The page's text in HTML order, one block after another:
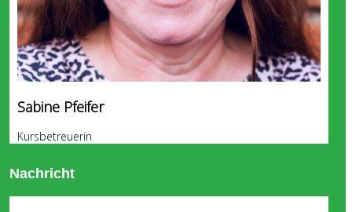
Sabine Pfeifer
Kursbetreuerin
Nachricht